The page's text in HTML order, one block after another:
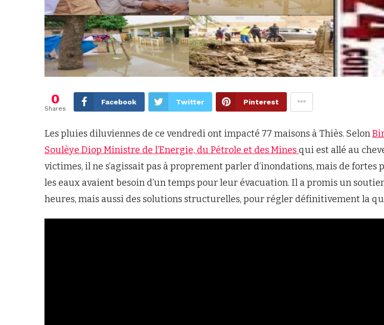
0
Shares
Facebook Twitter Pinterest
Les pluies diluviennes de ce vendredi ont impacté 77 maisons à Thiès. Selon
Soulèye Diop Ministre de l’Energie, du Pétrole et des Mines qui est allé au
victimes, il ne s’agissait pas à proprement parler d’inondations, mais de fortes
les eaux avaient besoin d’un temps pour leur évacuation. Il a promis un
heures, mais aussi des solutions structurelles, pour régler définitivement la